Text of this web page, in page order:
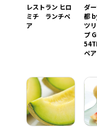
レストラン ヒロ
ミチ ランチペ
ア
ダ
都
ツ
プ
ペア